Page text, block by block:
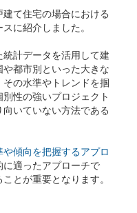
て住宅の場合における
に紹介しました。
計データを活用して建
都市別といった大きな
の水準やトレンドを掴
性の強いプロジェクト
いていない方法である
や傾向を把握するアプロ
に適ったアプローチで
とが重要となります。